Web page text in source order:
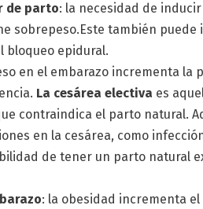
de parto: la necesidad de
sobrepeso.Este también
bloqueo epidural.
en el embarazo incrementa la
La cesárea electiva es
contraindica el parto natural.
en la cesárea, como
de tener un parto natural
: la obesidad incrementa